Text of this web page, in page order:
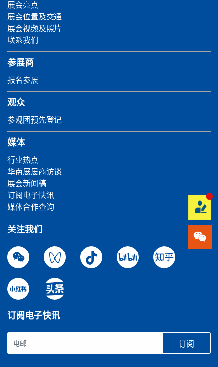
展会亮点
展会位置及交通
展会视频及照片
联系我们
参展商
报名参展
观众
参观团预先登记
媒体
行业热点
华南展展商访谈
展会新闻稿
订阅电子快讯
媒体合作查询
关注我们
订阅电子快讯
订阅